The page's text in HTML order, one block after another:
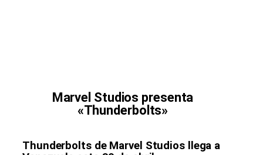
Marvel Studios presenta
«Thunderbolts»
Thunderbolts de Marvel Studios llega a